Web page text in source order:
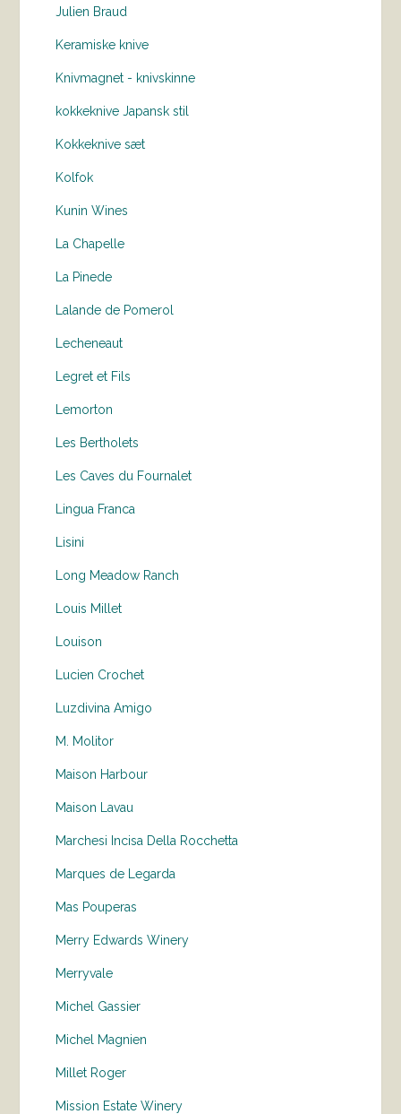
Julien Braud
Keramiske knive
Knivmagnet - knivskinne
kokkeknive Japansk stil
Kokkeknive sæt
Kolfok
Kunin Wines
La Chapelle
La Pinede
Lalande de Pomerol
Lecheneaut
Legret et Fils
Lemorton
Les Bertholets
Les Caves du Fournalet
Lingua Franca
Lisini
Long Meadow Ranch
Louis Millet
Louison
Lucien Crochet
Luzdivina Amigo
M. Molitor
Maison Harbour
Maison Lavau
Marchesi Incisa Della Rocchetta
Marques de Legarda
Mas Pouperas
Merry Edwards Winery
Merryvale
Michel Gassier
Michel Magnien
Millet Roger
Mission Estate Winery